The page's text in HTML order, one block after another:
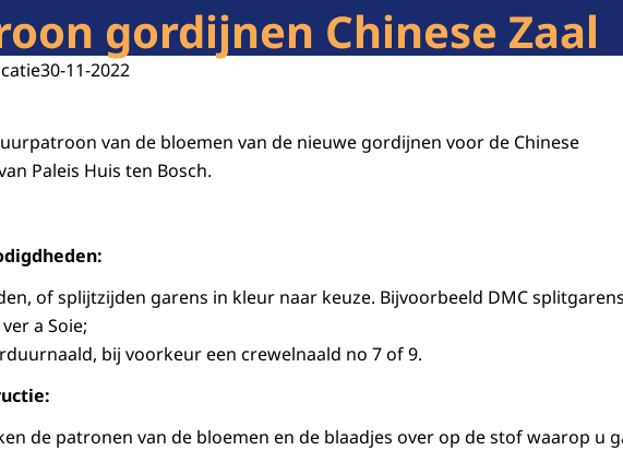
gordijnen Chinese Zaal
30-11-2022
van de bloemen van de nieuwe gordijnen voor de Chinese
Paleis Huis ten Bosch.
of splijtzijden garens in kleur naar keuze. Bijvoorbeeld DMC
a Soie;
bij voorkeur een crewelnaald no 7 of 9.
de patronen van de bloemen en de blaadjes over op de stof waarop u